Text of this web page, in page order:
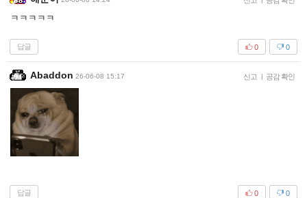
ㅋㅋㅋㅋㅋ
답글 0
0
Abaddon 26-06-08 15:17 신고 공감 확인
답글 0
0